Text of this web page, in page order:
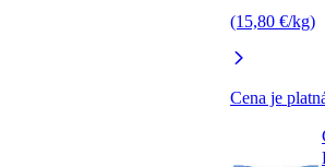
(15,80 €/kg)
Cena je